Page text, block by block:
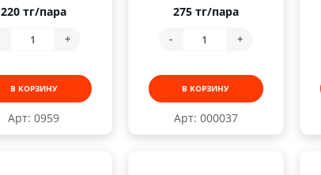
Арт: 0959
220 тг/пара
+
В КОРЗИНУ
Арт: 000037
275 тг/пара
- +
В КОРЗИНУ